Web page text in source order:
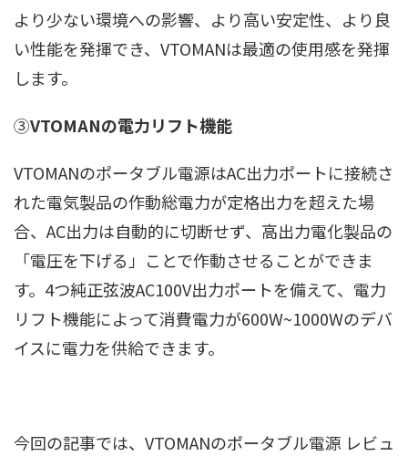
より少ない環境への影響、より高い安定性、より良
い性能を発揮でき、VTOMANは最適の使用感を発揮
します。
③VTOMANの電力リフト機能
VTOMANのポータブル電源はAC出力ポートに接続さ
れた電気製品の作動総電力が定格出力を超えた場
合、AC出力は自動的に切断せず、高出力電化製品の
「電圧を下げる」ことで作動させることができま
す。4つ純正弦波AC100V出力ポートを備えて、電力
リフト機能によって消費電力が600W~1000Wのデバ
イスに電力を供給できます。
今回の記事では、VTOMANのポータブル電源 レビュ